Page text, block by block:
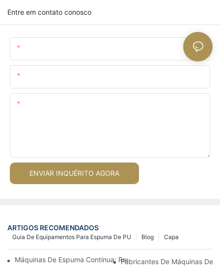
Entre em contato conosco
ENVIAR INQUÉRITO AGORA
ARTIGOS RECOMENDADOS
Capa
Blog
Guia De Equipamentos Para Espuma De PU
Máquinas De Espuma Contínua: Revolucionando A Produção
Fabricantes De Máquinas De